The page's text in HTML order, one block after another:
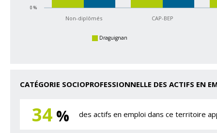
Non-diplômés CAP-BEP
0 %
Draguignan
CATÉGORIE SOCIOPROFESSIONNELLE DES ACTIFS EN
34 % des actifs en emploi dans ce territoire